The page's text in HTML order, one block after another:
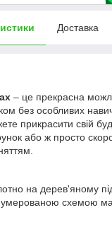
Доставка
– це прекрасна
без особливих
прикрасити свій
або ж просто
на дерев'яному
схемою